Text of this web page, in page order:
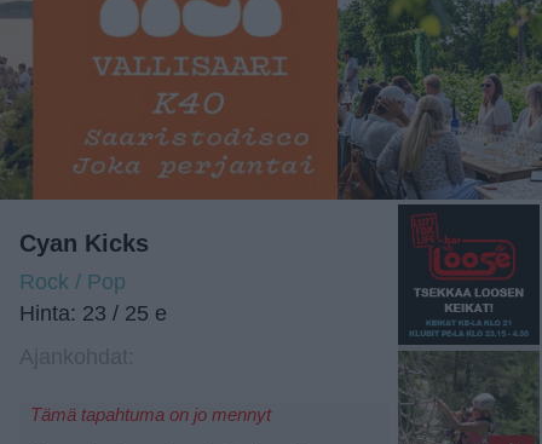
Cyan Kicks
Rock / Pop
Hinta: 23 / 25 e
Tämä tapahtuma on jo mennyt